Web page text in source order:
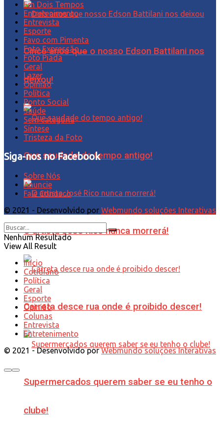
Cinco anos que o nosso Edson Battilani nos
deixou!
Que saudade do tempo antigo!
O artista José Rico nunca morrerá!
Carreta desce rua onde é proibido descer!
Supermercados querem saber se eu tenho o
clube!
Em Dois Tempos
Entretenimento
Entrevista
Esporte
Favo com Pimenta
Foto Expressão…
Foto Piada
Geral
Lazer
Opinião
Política
Ponto Social
Saúde
Sem categoria
Síntese
Tristeza da Foto
Siga-nos no Facebook
Sobre Nós
Anuncie
Fale Conosco
© 2021 - Desenvolvido por Webmundo soluções Interativas
Nenhum Resultado
View All Result
Início
Cotidiano
Política
Geral
Esporte
Opinião
Colunas
Entrevista
Entretenimento
© 2021 - Desenvolvido porWebmundo soluções Interativas